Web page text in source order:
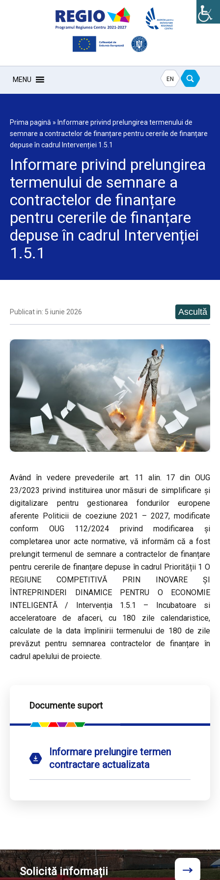
MENU EN
Prima pagină » Informare privind prelungirea termenului de
semnare a contractelor de finanțare pentru cererile de finanțare
depuse în cadrul Intervenției 1.5.1
Informare privind prelungirea
termenului de semnare a
contractelor de finanțare
pentru cererile de finanțare
depuse în cadrul Intervenției
1.5.1
Publicat in: 5 iunie 2026
Având în vedere prevederile art. 11 alin. 17 din OUG
23/2023 privind instituirea unor măsuri de simplificare şi
digitalizare pentru gestionarea fondurilor europene
aferente Politicii de coeziune 2021 – 2027, modificate
conform OUG 112/2024 privind modificarea şi
completarea unor acte normative, vă informăm că a fost
prelungit termenul de semnare a contractelor de finanțare
pentru cererile de finanțare depuse în cadrul Priorității 1 O
REGIUNE COMPETITIVĂ PRIN INOVARE ȘI
ÎNTREPRINDERI DINAMICE PENTRU O ECONOMIE
INTELIGENTĂ / Intervenția 1.5.1 – Incubatoare si
acceleratoare de afaceri, cu 180 zile calendaristice,
calculate de la data împlinirii termenului de 180 de zile
prevăzut pentru semnarea contractelor de finanțare în
cadrul apelului de proiecte.
Documente suport
Informare prelungire termen
contractare actualizata
Solicităinformații